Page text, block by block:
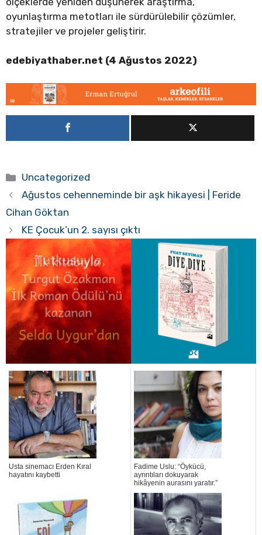
oyunlaştırma metotları ile sürdürülebilir çözümler,
stratejiler ve projeler geliştirir.
edebiyathaber.net (4 Ağustos 2022)
Kategoriler
Uncategorized
Ağustos cehenneminde bir aşk hikayesi | Feride
Cihan Göktan
KE Çocuk’un 2. sayısı çıktı
Usta sinemacı Erden Kıral
hayatını kaybetti
Fadime Uslu: “Öykücü,
ayrıntıları dokuyarak
hikâyenin aurasını yaratır.”